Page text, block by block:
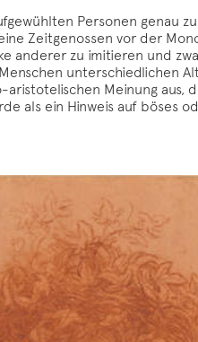
Personen genau
Zeitgenossen vor der
anderer zu imitieren und
unterschiedlichen
Meinung aus,
als ein Hinweis auf böses